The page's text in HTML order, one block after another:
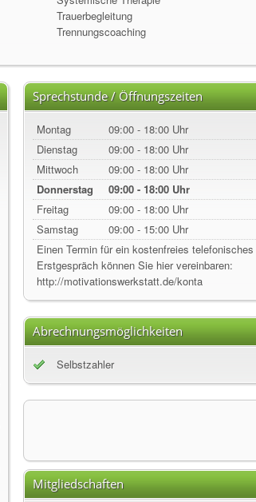
Trauerbegleitung
Trennungscoaching
Sprechstunde / Öffnungszeiten
Montag
09:00 - 18:00 Uhr
Dienstag
09:00 - 18:00 Uhr
Mittwoch
09:00 - 18:00 Uhr
Donnerstag
09:00 - 18:00 Uhr
Freitag
09:00 - 18:00 Uhr
Samstag
09:00 - 15:00 Uhr
Einen Termin für ein kostenfreies telefonisches
Erstgespräch können Sie hier vereinbaren:
http://motivationswerkstatt.de/konta
Abrechnungsmöglichkeiten
Selbstzahler
Mitgliedschaften